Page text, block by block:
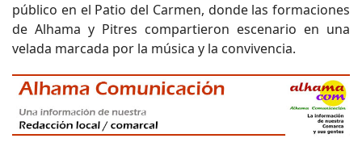
público en el Patio del Carmen, donde las formaciones
de Alhama y Pitres compartieron escenario en una
velada marcada por la música y la convivencia.